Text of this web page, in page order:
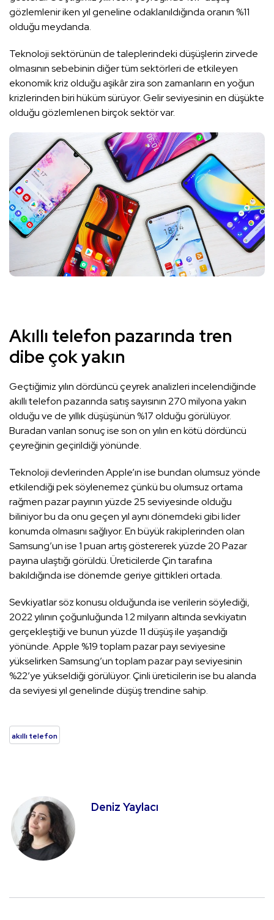
gözlemlenir iken yıl geneline odaklanıldığında oranın %11
olduğu meydanda.
Teknoloji sektörünün de taleplerindeki düşüşlerin zirvede
olmasının sebebinin diğer tüm sektörleri de etkileyen
ekonomik kriz olduğu aşikâr zira son zamanların en yoğun
krizlerinden biri hüküm sürüyor. Gelir seviyesinin en düşükte
olduğu gözlemlenen birçok sektör var.
Akıllı telefon pazarında tren
dibe çok yakın
Geçtiğimiz yılın dördüncü çeyrek analizleri incelendiğinde
akıllı telefon pazarında satış sayısının 270 milyona yakın
olduğu ve de yıllık düşüşünün %17 olduğu görülüyor.
Buradan varılan sonuç ise son on yılın en kötü dördüncü
çeyreğinin geçirildiği yönünde.
Teknoloji devlerinden Apple’ın ise bundan olumsuz yönde
etkilendiği pek söylenemez çünkü bu olumsuz ortama
rağmen pazar payının yüzde 25 seviyesinde olduğu
biliniyor bu da onu geçen yıl aynı dönemdeki gibi lider
konumda olmasını sağlıyor. En büyük rakiplerinden olan
Samsung’un ise 1 puan artış göstererek yüzde 20 Pazar
payına ulaştığı görüldü. Üreticilerde Çin tarafına
bakıldığında ise dönemde geriye gittikleri ortada.
Sevkiyatlar söz konusu olduğunda ise verilerin söylediği,
2022 yılının çoğunluğunda 1.2 milyarın altında sevkiyatın
gerçekleştiği ve bunun yüzde 11 düşüş ile yaşandığı
yönünde. Apple %19 toplam pazar payı seviyesine
yükselirken Samsung’un toplam pazar payı seviyesinin
%22’ye yükseldiği görülüyor. Çinli üreticilerin ise bu alanda
da seviyesi yıl genelinde düşüş trendine sahip.
akıllı telefon
Deniz Yaylacı